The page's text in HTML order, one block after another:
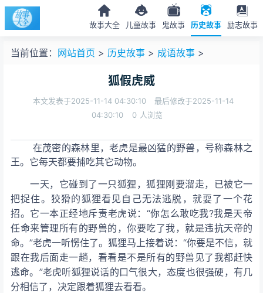
故事大全 儿童故事 鬼故事 历史故事 励志故事
当前位置： 网站首页 > 历史故事 > 成语故事 >
狐假虎威
本文发表于2025-11-14 04:30:10
最后修改于2025-11-14
04:30:10
0 人浏览
在茂密的森林里，老虎是最凶猛的野兽，号称森林之
王。它每天都要捕吃其它动物。
一天，它碰到了一只狐狸，狐狸刚要溜走，已被它一
把捉住。狡猾的狐狸看见自己无法逃脱，就耍了一个花
招。它一本正经地斥责老虎说：“你怎么敢吃我?我是天帝
任命来管理所有的野兽的，你要吃了我，就是违抗天帝的
命。”老虎一听愣住了。狐狸马上接着说：“你要是不信，就
跟在我后面走一趟，看看是不是所有的野兽见了我都赶快
逃命。”老虎听狐狸说话的口气很大，态度也很强硬，有几
分相信了，决定跟着狐狸去看看。